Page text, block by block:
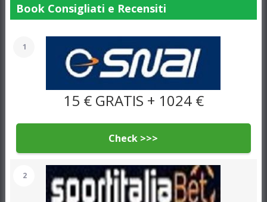
Book Consigliati e Recensiti
1
15 € GRATIS + 1024 €
Check >>>
2